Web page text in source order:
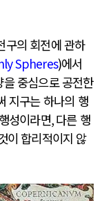
구의 회전에 관하
Spheres)에서
중심으로 공전한
지구는 하나의 행
성이라면,다른 행
이 합리적이지 않